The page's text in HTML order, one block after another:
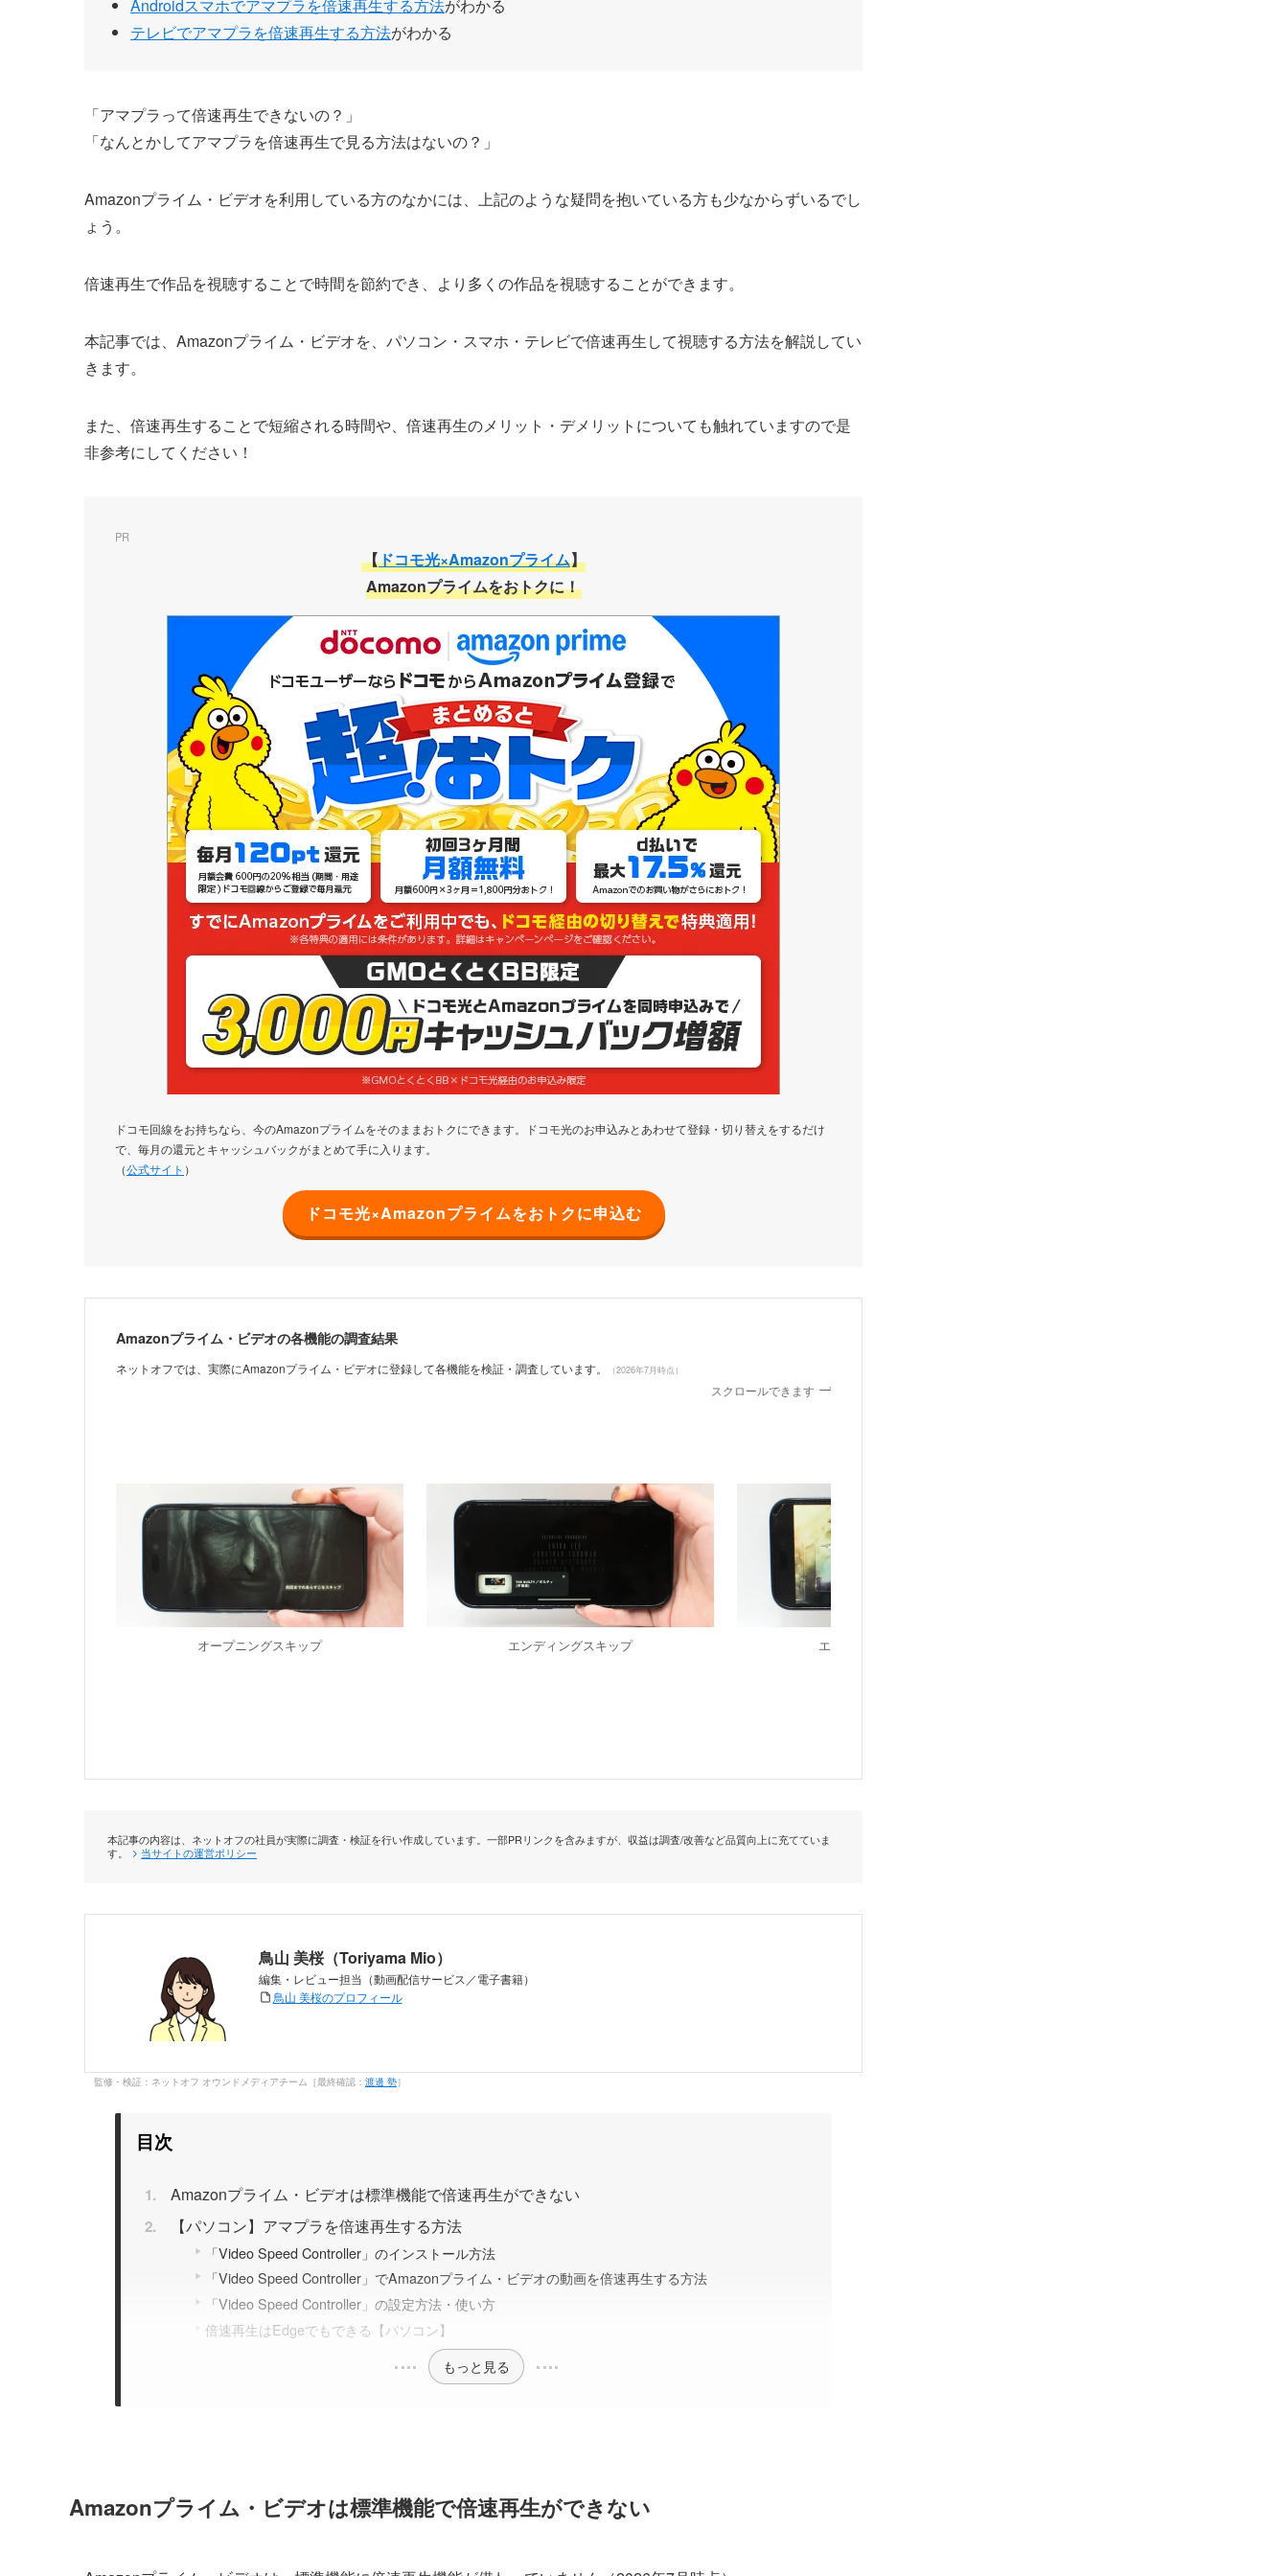
Androidスマホでアマプラを倍速再生する方法がわかる
テレビでアマプラを倍速再生する方法がわかる
「アマプラって倍速再生できないの？」
「なんとかしてアマプラを倍速再生で見る方法はないの？」
Amazonプライム・ビデオを利用している方のなかには、上記のような疑問を抱いている方も少なからずいるでし
ょう。
倍速再生で作品を視聴することで時間を節約でき、より多くの作品を視聴することができます。
本記事では、Amazonプライム・ビデオを、パソコン・スマホ・テレビで倍速再生して視聴する方法を解説してい
きます。
また、倍速再生することで短縮される時間や、倍速再生のメリット・デメリットについても触れていますので是
非参考にしてください！
PR
【ドコモ光×Amazonプライム】
Amazonプライムをおトクに！
ドコモ回線をお持ちなら、今のAmazonプライムをそのままおトクにできます。ドコモ光のお申込みとあわせて登録・切り替えをするだけ
で、毎月の還元とキャッシュバックがまとめて手に入ります。
（公式サイト ）
ドコモ光×Amazonプライムをおトクに申込む
Amazonプライム・ビデオの各機能の調査結果
ネットオフでは、実際にAmazonプライム・ビデオに登録して各機能を検証・調査しています。 （2026年7月時点）
スクロールできます
オープニングスキップ エンディングスキップ エピソードの連続再生
本記事の内容は、ネットオフの社員が実際に調査・検証を行い作成しています。一部PRリンクを含みますが、収益は調査/改善など品質向上に充てていま
す。
当サイトの運営ポリシー
鳥山 美桜（Toriyama Mio）
編集・レビュー担当（動画配信サービス／電子書籍）
鳥山 美桜のプロフィール
監修・検証：ネットオフ オウンドメディアチーム［最終確認： 渡邊 勢］
目次
Amazonプライム・ビデオは標準機能で倍速再生ができない
【パソコン】アマプラを倍速再生する方法
「Video Speed Controller」のインストール方法
「Video Speed Controller」でAmazonプライム・ビデオの動画を倍速再生する方法
「Video Speed Controller」の設定方法・使い方
倍速再生はEdgeでもできる【パソコン】
もっと見る
Amazonプライム・ビデオは標準機能で倍速再生ができない